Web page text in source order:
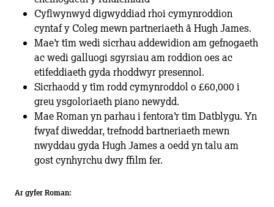
Cyflwynwyd digwyddiad rhoi cymynroddion
cyntaf y Coleg mewn partneriaeth â Hugh James.
Mae’r tîm wedi sicrhau addewidion am gefnogaeth
ac wedi galluogi sgyrsiau am roddion oes ac
etifeddiaeth gyda rhoddwyr presennol.
Sicrhaodd y tîm rodd cymynroddol o £60,000 i
greu ysgoloriaeth piano newydd.
Mae Roman yn parhau i fentora’r tîm Datblygu. Yn
fwyaf diweddar, trefnodd bartneriaeth mewn
nwyddau gyda Hugh James a oedd yn talu am
gost cynhyrchu dwy ffilm fer.
Ar gyfer Roman: